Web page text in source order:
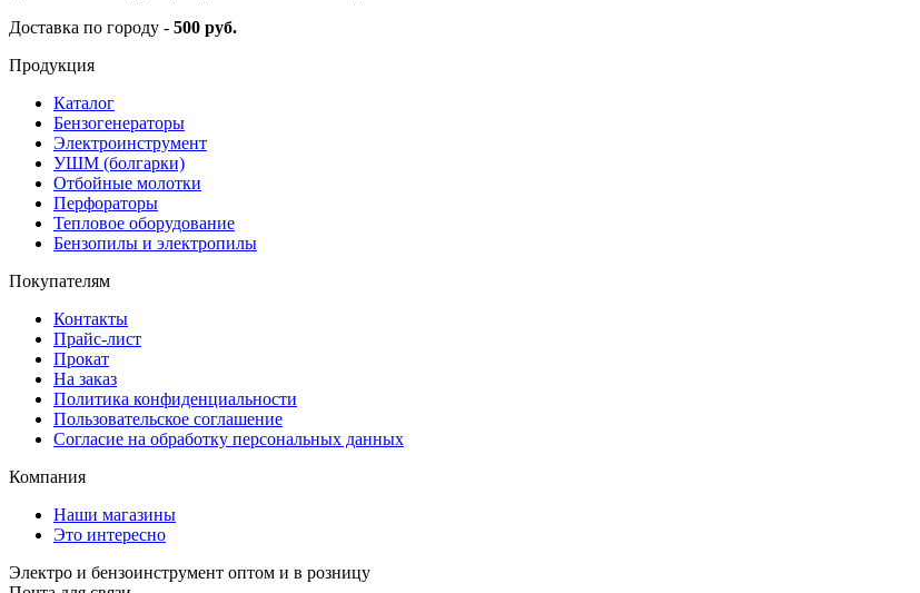
Доставка по городу - 500 руб.
Продукция
Каталог
Бензогенераторы
Электроинструмент
УШМ (болгарки)
Отбойные молотки
Перфораторы
Тепловое оборудование
Бензопилы и электропилы
Покупателям
Контакты
Прайс-лист
Прокат
На заказ
Политика конфиденциальности
Пользовательское соглашение
Согласие на обработку персональных данных
Компания
Наши магазины
Это интересно
Электро и бензоинструмент оптом и в розницу